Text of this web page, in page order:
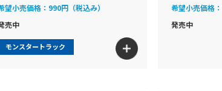
望小売価格： 990円（税込み）
売中
モンスタートラック
希望小売価格：
発売中